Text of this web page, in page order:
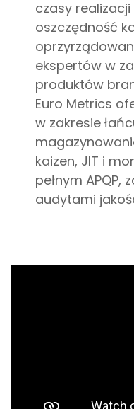
czasy
oszczędność
ekspertów w
produktów
Euro Metrics
w zakresie
kaizen, JIT i
pełnym
audytami